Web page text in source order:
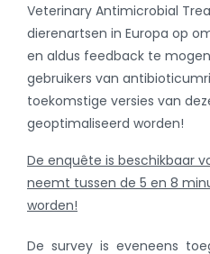
Veterinary Antimicrobial
dierenartsen in Europa op
en aldus feedback te
gebruikers van
toekomstige versies van
geoptimaliseerd worden!
De enquête is beschikbaar
neemt tussen de 5 en 8
worden!
De survey is eveneens